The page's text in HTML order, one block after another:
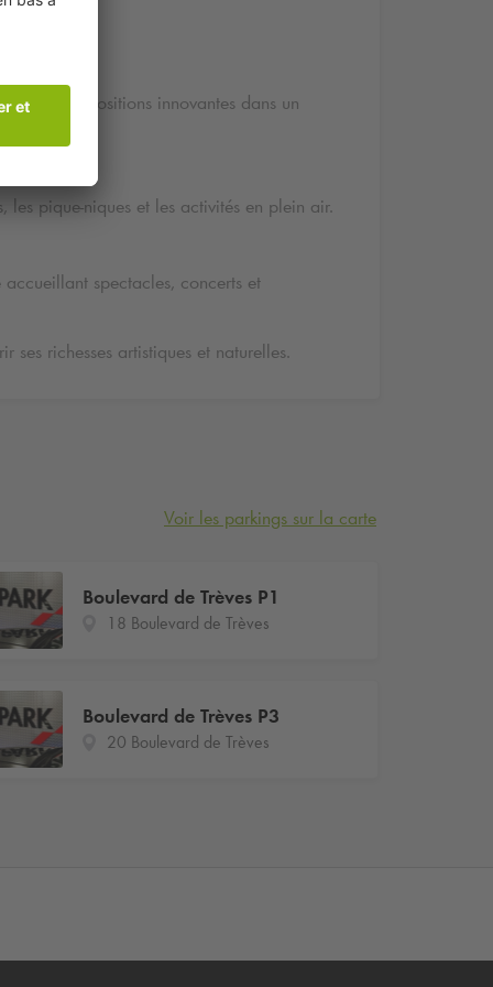
des expositions innovantes dans un
pique-niques et les activités en plein air.
spectacles, concerts et
richesses artistiques et naturelles.
Voir les parkings sur la carte
Boulevard de Trèves P1
18 Boulevard de Trèves
Boulevard de Trèves P3
20 Boulevard de Trèves